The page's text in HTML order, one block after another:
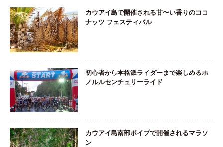
カウアイ島で開催される甘〜い香りのココ
ナッツ フェスティバル
初心者から本格派ライダーまで楽しめるホ
ノルルセンチュリーライド
カウアイ島南部ポイプで開催されるマラソ
ン